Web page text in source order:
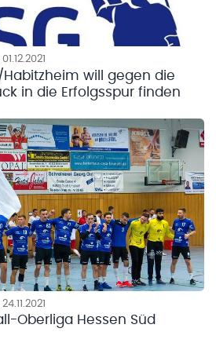
01.12.2021
will gegen die
in die Erfolgsspur finden
24.11.2021
Oberliga Hessen Süd